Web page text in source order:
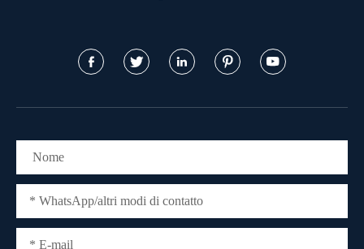
    